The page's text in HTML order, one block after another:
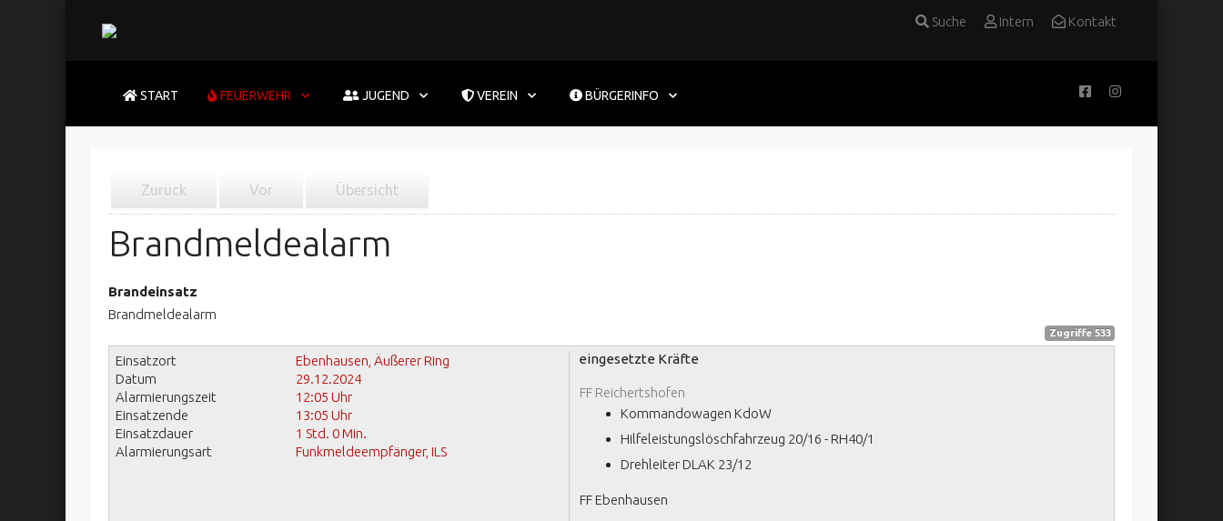
Suche Intern Kontakt
START FEUERWEHR JUGEND VEREIN BÜRGERINFO
Zurück Vor Übersicht
Brandmeldealarm
Brandeinsatz
Brandmeldealarm
Zugriffe 533
Einsatzort
Ebenhausen, Äußerer Ring
Datum
29.12.2024
Alarmierungszeit
12:05 Uhr
Einsatzende
13:05 Uhr
Einsatzdauer
1 Std. 0 Min.
Alarmierungsart
Funkmeldeempfänger, ILS
eingesetzte Kräfte
FF Reichertshofen
Kommandowagen KdoW
Hilfeleistungslöschfahrzeug 20/16 - RH40/1
Drehleiter DLAK 23/12
FF Ebenhausen